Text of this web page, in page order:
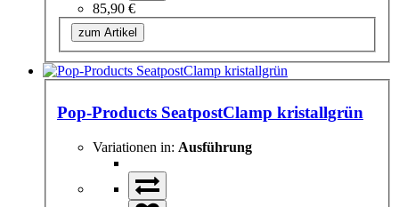
85,90 €
zum Artikel
Pop-Products SeatpostClamp kristallgrün
Variationen in: Ausführung